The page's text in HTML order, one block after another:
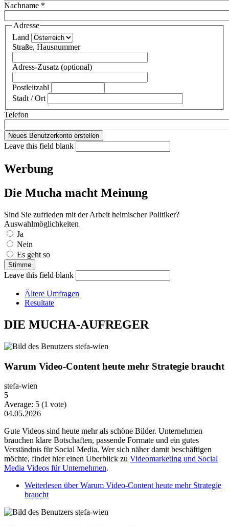
Nachname *
Adresse
Land
Straße, Hausnummer
Adress-Zusatz (optional)
Postleitzahl
Stadt / Ort
Telefon
Leave this field blank
Werbung
Die Mucha macht Meinung
Sind Sie zufrieden mit der Arbeit heimischer Politiker?
Auswahlmöglichkeiten
Ja
Nein
Es geht so
Leave this field blank
Ältere Umfragen
Resultate
DIE MUCHA-AUFREGER
Warum Video-Content heute mehr Strategie braucht
stefa-wien
5
Average: 5 (1 vote)
04.05.2026
Gute Videos sind heute mehr als schöne Bilder. Unternehmen
brauchen klare Botschaften, passende Formate und ein gutes
Verständnis für Social Media. Wer sich näher damit beschäftigen
möchte, findet hier einen Überblick zu Videomarketing und Social
Media Videos für Unternehmen.
Weiterlesen über Warum Video-Content heute mehr Strategie
braucht